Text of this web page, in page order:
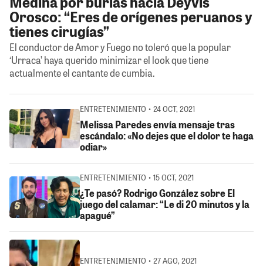
Orosco: “Eres de orígenes peruanos y
tienes cirugías”
El conductor de Amor y Fuego no toleró que la popular
‘Urraca’ haya querido minimizar el look que tiene
actualmente el cantante de cumbia.
ENTRETENIMIENTO • 24 OCT, 2021
Melissa Paredes envía mensaje tras
escándalo: «No dejes que el dolor te haga
odiar»
ENTRETENIMIENTO • 15 OCT, 2021
¿Te pasó? Rodrigo González sobre El
juego del calamar: “Le di 20 minutos y la
apagué”
ENTRETENIMIENTO • 27 AGO, 2021